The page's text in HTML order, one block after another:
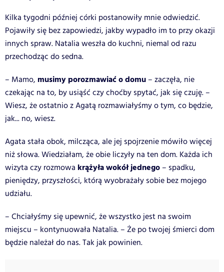
Kilka tygodni później córki postanowiły mnie odwiedzić.
Pojawiły się bez zapowiedzi, jakby wypadło im to przy okazji
innych spraw. Natalia weszła do kuchni, niemal od razu
przechodząc do sedna.
– Mamo, musimy porozmawiać o domu – zaczęła, nie
czekając na to, by usiąść czy choćby spytać, jak się czuję. –
Wiesz, że ostatnio z Agatą rozmawiałyśmy o tym, co będzie,
jak... no, wiesz.
Agata stała obok, milcząca, ale jej spojrzenie mówiło więcej
niż słowa. Wiedziałam, że obie liczyły na ten dom. Każda ich
wizyta czy rozmowa krążyła wokół jednego – spadku,
pieniędzy, przyszłości, którą wyobrażały sobie bez mojego
udziału.
– Chciałyśmy się upewnić, że wszystko jest na swoim
miejscu – kontynuowała Natalia. – Że po twojej śmierci dom
będzie należał do nas. Tak jak powinien.